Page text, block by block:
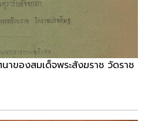
าของสมเด็จพระสังฆราช วัดราช